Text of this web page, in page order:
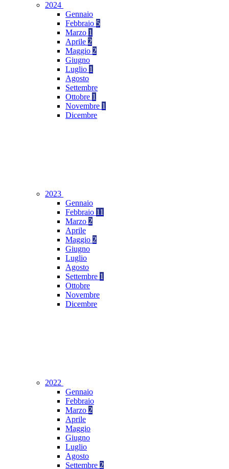
2024
Gennaio
Febbraio 5
Marzo 1
Aprile 2
Maggio 2
Giugno
Luglio 1
Agosto
Settembre
Ottobre 1
Novembre 1
Dicembre
2023
Gennaio
Febbraio 11
Marzo 2
Aprile
Maggio 2
Giugno
Luglio
Agosto
Settembre 1
Ottobre
Novembre
Dicembre
2022
Gennaio
Febbraio
Marzo 2
Aprile
Maggio
Giugno
Luglio
Agosto
Settembre 2